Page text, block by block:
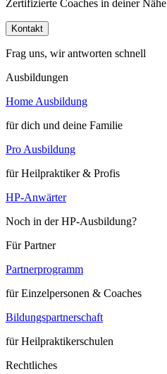
Zertifizierte Coaches in deiner Nähe
Kontakt
Frag uns, wir antworten schnell
Ausbildungen
Home Ausbildung
für dich und deine Familie
Pro Ausbildung
für Heilpraktiker & Profis
HP-Anwärter
Noch in der HP-Ausbildung?
Für Partner
Partnerprogramm
für Einzelpersonen & Coaches
Bildungspartnerschaft
für Heilpraktikerschulen
Rechtliches